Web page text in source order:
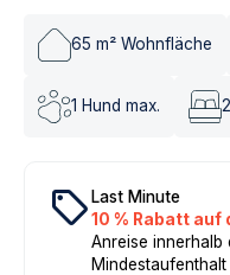
65 m² Wohnfläche
1 Hund max. 2
local_offer Last Minute
10 % Rabatt
Anreise innerhalb